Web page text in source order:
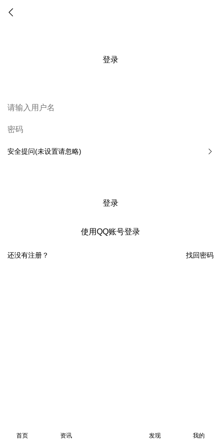
登录
安全提问(未设置请忽略)
登录
使用QQ账号登录
找回密码
还没有注册？
首页 资讯 发现 我的